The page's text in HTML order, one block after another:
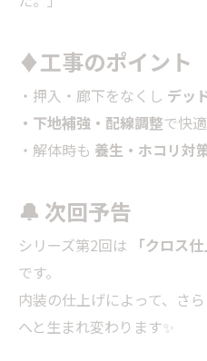
♦工事のポイント
・押入・廊下をなくし デッ
・下地補強・配線調整で快
・解体時も 養生・ホコリ対
🔔 次回予告
シリーズ第2回は 「クロス
です。
内装の仕上げによって、さ
へと生まれ変わります✨